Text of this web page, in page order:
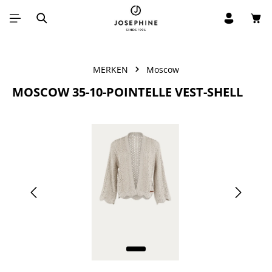
Ga naar de hoofdinhoud
MERKEN Moscow
MOSCOW 35-10-POINTELLE VEST-SHELL